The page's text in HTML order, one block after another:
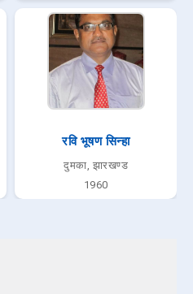
रवि भूषण सिन्हा
दुमका, झारखण्ड
1960